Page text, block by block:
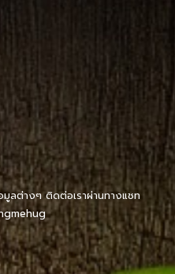
มูลต่างๆ ติดต่อเราผ่านทางแชท